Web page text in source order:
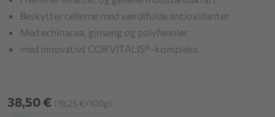
Beskytter cellerne med værdifulde antioxidanter
Med echinacea, ginseng og polyfenoler
med innovativt CORVITALIS®-kompleks
38,50 € (19,25 €/100g)